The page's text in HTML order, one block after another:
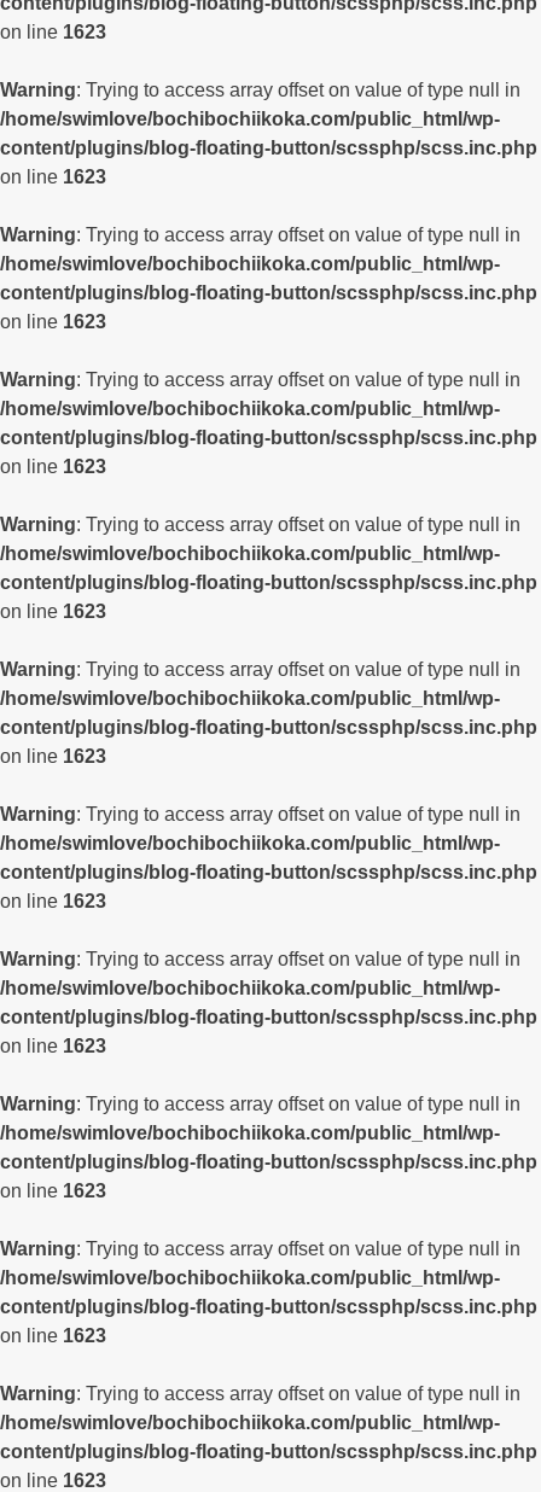
on line 1623
Warning: Trying to access array offset on value of type null in
/home/swimlove/bochibochiikoka.com/public_html/wp-
content/plugins/blog-floating-button/scssphp/scss.inc.php
on line 1623
Warning: Trying to access array offset on value of type null in
/home/swimlove/bochibochiikoka.com/public_html/wp-
content/plugins/blog-floating-button/scssphp/scss.inc.php
on line 1623
Warning: Trying to access array offset on value of type null in
/home/swimlove/bochibochiikoka.com/public_html/wp-
content/plugins/blog-floating-button/scssphp/scss.inc.php
on line 1623
Warning: Trying to access array offset on value of type null in
/home/swimlove/bochibochiikoka.com/public_html/wp-
content/plugins/blog-floating-button/scssphp/scss.inc.php
on line 1623
Warning: Trying to access array offset on value of type null in
/home/swimlove/bochibochiikoka.com/public_html/wp-
content/plugins/blog-floating-button/scssphp/scss.inc.php
on line 1623
Warning: Trying to access array offset on value of type null in
/home/swimlove/bochibochiikoka.com/public_html/wp-
content/plugins/blog-floating-button/scssphp/scss.inc.php
on line 1623
Warning: Trying to access array offset on value of type null in
/home/swimlove/bochibochiikoka.com/public_html/wp-
content/plugins/blog-floating-button/scssphp/scss.inc.php
on line 1623
Warning: Trying to access array offset on value of type null in
/home/swimlove/bochibochiikoka.com/public_html/wp-
content/plugins/blog-floating-button/scssphp/scss.inc.php
on line 1623
Warning: Trying to access array offset on value of type null in
/home/swimlove/bochibochiikoka.com/public_html/wp-
content/plugins/blog-floating-button/scssphp/scss.inc.php
on line 1623
Warning: Trying to access array offset on value of type null in
/home/swimlove/bochibochiikoka.com/public_html/wp-
content/plugins/blog-floating-button/scssphp/scss.inc.php
on line 1623